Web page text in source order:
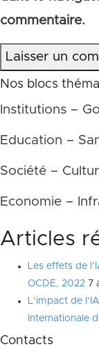
commentaire.
Laisser un
Nos blocs
Institutions –
Education –
Société –
Economie –
Articles
Les effets de
OCDE, 2022 7
L’impact de
Internationale
Contacts